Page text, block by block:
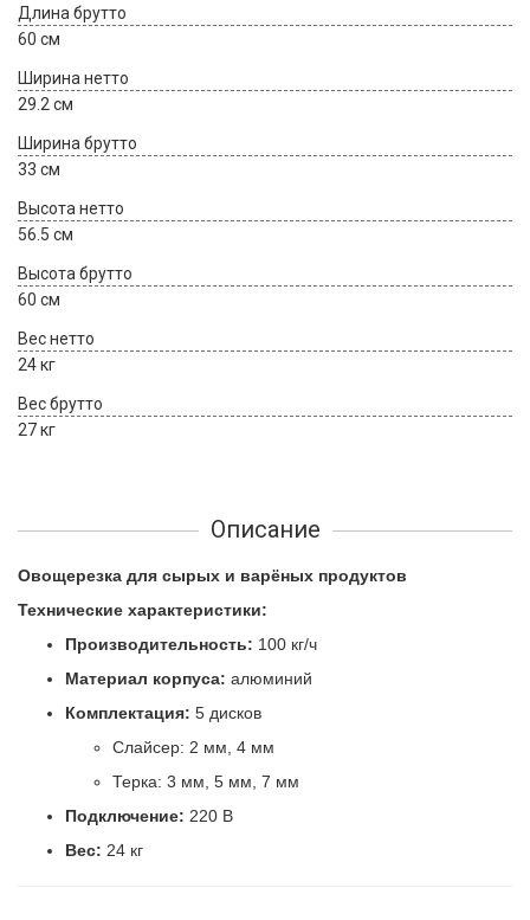
Длина брутто
60 см
Ширина нетто
29.2 см
Ширина брутто
33 см
Высота нетто
56.5 см
Высота брутто
60 см
Вес нетто
24 кг
Вес брутто
27 кг
Описание
Овощерезка для сырых и варёных продуктов
Технические характеристики:
Производительность: 100 кг/ч
Материал корпуса: алюминий
Комплектация: 5 дисков
Слайсер: 2 мм, 4 мм
Терка: 3 мм, 5 мм, 7 мм
Подключение: 220 В
Вес: 24 кг